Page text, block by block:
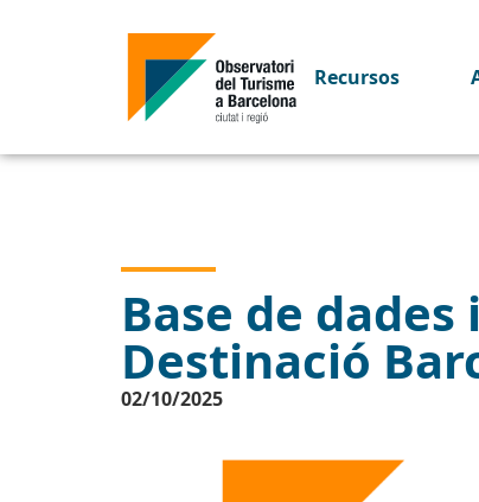
Recursos
Base de
Destinació
02/10/2025